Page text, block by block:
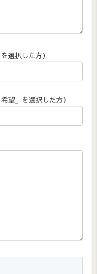
選択した方）
望」を選択した方）